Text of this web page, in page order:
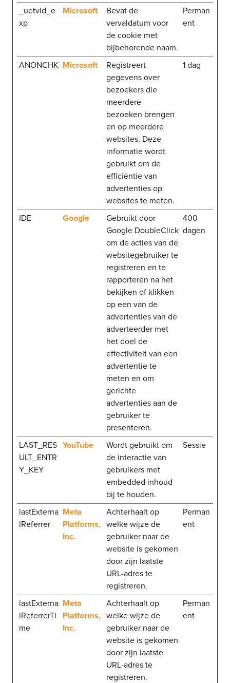
_uetvid_e
xp
Microsoft
Bevat de
vervaldatum voor
de cookie met
bijbehorende naam.
Perman
ent
ANONCHK Microsoft
Registreert
gegevens over
bezoekers die
meerdere
bezoeken brengen
en op meerdere
websites. Deze
informatie wordt
gebruikt om de
efficiëntie van
advertenties op
websites te meten.
1 dag
IDE Google
Gebruikt door
Google DoubleClick
om de acties van de
websitegebruiker te
registreren en te
rapporteren na het
bekijken of klikken
op een van de
advertenties van de
adverteerder met
het doel de
effectiviteit van een
advertentie te
meten en om
gerichte
advertenties aan de
gebruiker te
presenteren.
400
dagen
LAST_RES
ULT_ENTR
Y_KEY
YouTube
Wordt gebruikt om
de interactie van
gebruikers met
embedded inhoud
bij te houden.
Sessie
lastExterna
lReferrer
Meta
Platforms,
Inc.
Achterhaalt op
welke wijze de
gebruiker naar de
website is gekomen
door zijn laatste
URL-adres te
registreren.
Perman
ent
lastExterna
lReferrerTi
me
Meta
Platforms,
Inc.
Achterhaalt op
welke wijze de
gebruiker naar de
website is gekomen
door zijn laatste
URL-adres te
registreren.
Perman
ent